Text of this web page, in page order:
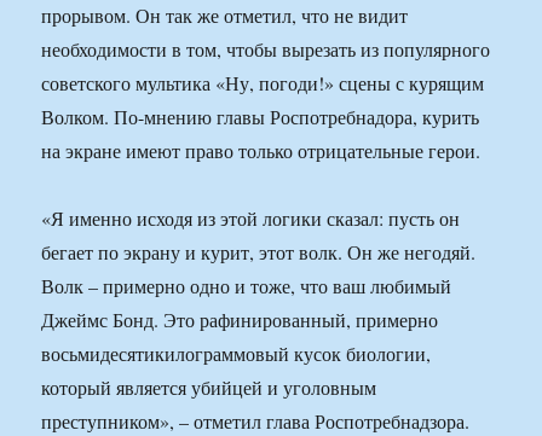
прорывом. Он так же отметил, что не видит
необходимости в том, чтобы вырезать из популярного
советского мультика «Ну, погоди!» сцены с курящим
Волком. По-мнению главы Роспотребнадора, курить
на экране имеют право только отрицательные герои.
«Я именно исходя из этой логики сказал: пусть он
бегает по экрану и курит, этот волк. Он же негодяй.
Волк – примерно одно и тоже, что ваш любимый
Джеймс Бонд. Это рафинированный, примерно
восьмидесятикилограммовый кусок биологии,
который является убийцей и уголовным
преступником», – отметил глава Роспотребнадзора.